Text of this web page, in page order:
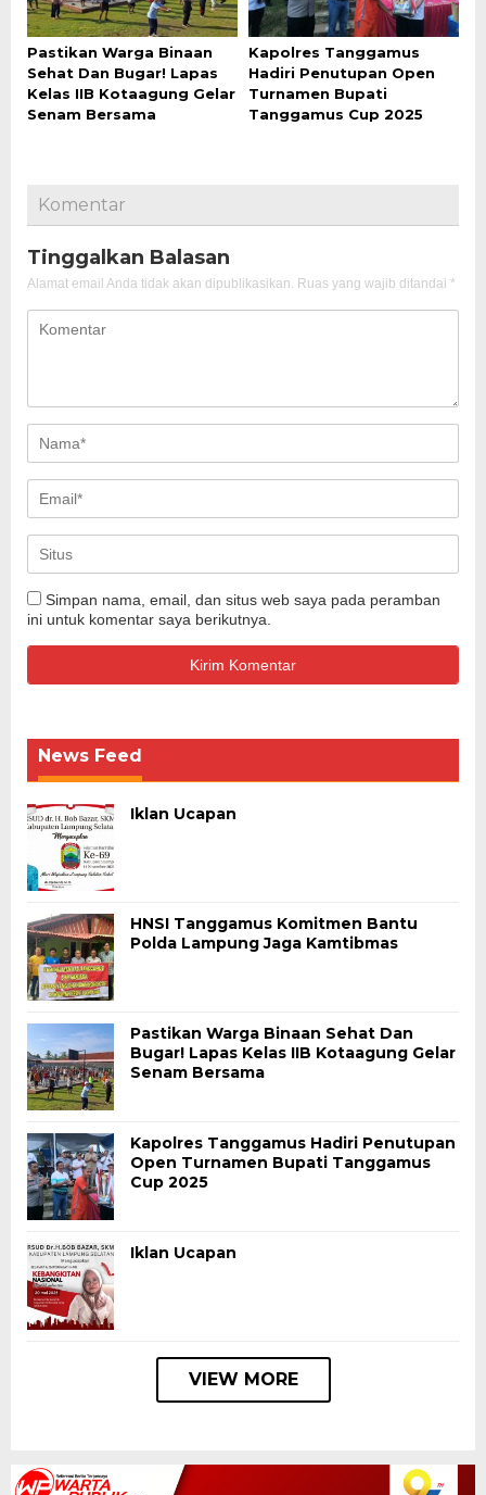
Pastikan Warga Binaan
Sehat Dan Bugar! Lapas
Kelas IIB Kotaagung Gelar
Senam Bersama
Kapolres Tanggamus
Hadiri Penutupan Open
Turnamen Bupati
Tanggamus Cup 2025
Komentar
Tinggalkan Balasan
Alamat email Anda tidak akan dipublikasikan. Ruas yang wajib ditandai *
Simpan nama, email, dan situs web saya pada peramban
ini untuk komentar saya berikutnya.
News Feed
Iklan Ucapan
HNSI Tanggamus Komitmen Bantu
Polda Lampung Jaga Kamtibmas
Pastikan Warga Binaan Sehat Dan
Bugar! Lapas Kelas IIB Kotaagung Gelar
Senam Bersama
Kapolres Tanggamus Hadiri Penutupan
Open Turnamen Bupati Tanggamus
Cup 2025
Iklan Ucapan
VIEW MORE